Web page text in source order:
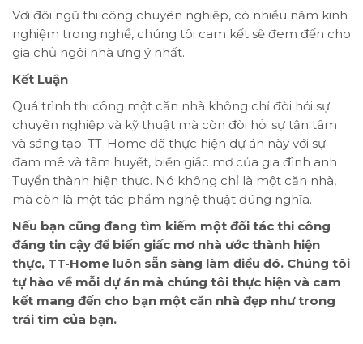
Vơi đôi ngũ thi công chuyên nghiệp, có nhiều năm kinh
nghiệm trong nghề, chúng tôi cam kết sẽ đem đến cho
gia chủ ngôi nhà ưng ý nhất.
Kết Luận
Quá trình thi công một căn nhà không chỉ đòi hỏi sự
chuyên nghiệp và kỹ thuật mà còn đòi hỏi sự tận tâm
và sáng tạo. TT-Home đã thực hiện dự án này với sự
đam mê và tâm huyết, biến giấc mơ của gia đình anh
Tuyển thành hiện thực. Nó không chỉ là một căn nhà,
mà còn là một tác phẩm nghệ thuật đúng nghĩa.
Nếu bạn cũng đang tìm kiếm một đối tác thi công
đáng tin cậy để biến giấc mơ nhà ước thành hiện
thực, TT-Home luôn sẵn sàng làm điều đó. Chúng tôi
tự hào về mỗi dự án mà chúng tôi thực hiện và cam
kết mang đến cho bạn một căn nhà đẹp như trong
trái tim của bạn.